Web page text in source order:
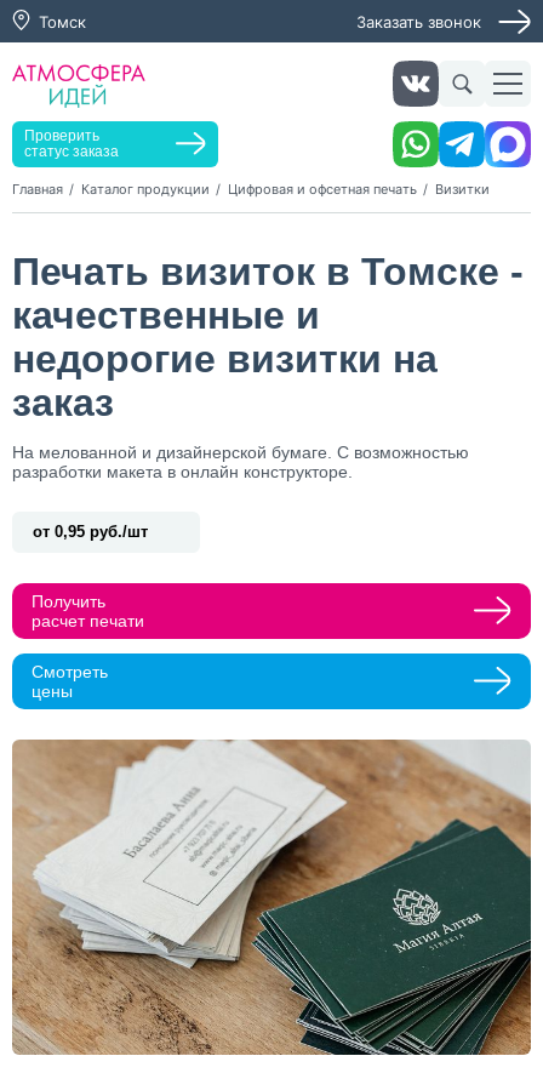
Томск Заказать звонок
Проверить
статус заказа
Главная Каталог продукции Цифровая и офсетная печать Визитки
Печать визиток в Томске -
качественные и
недорогие визитки на
заказ
На мелованной и дизайнерской бумаге. С возможностью
разработки макета в онлайн конструкторе.
от 0,95 руб./шт
Получить
расчет печати
Смотреть
цены
Заказать услугу
Оставьте заявку, мы свяжемся с вами в ближайшее
Прикрепить макеты
Как с вами связаться?
Телефон
Нажимая кнопку "Оставить заявку", я даю согласие на
обработку персональных данных и согласие с политикой
конфиденциальности
Нажимая на кнопку, я даю согласие на получение
информационных и рекламных рассылок
Оставить
заявку
Заказать звонок
обработку персональных данных и согласие с политикой
конфиденциальности
Нажимая на кнопку, я даю согласие на получение
Оставить
заявку